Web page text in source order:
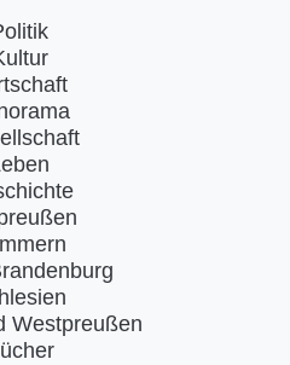
Westpreußen